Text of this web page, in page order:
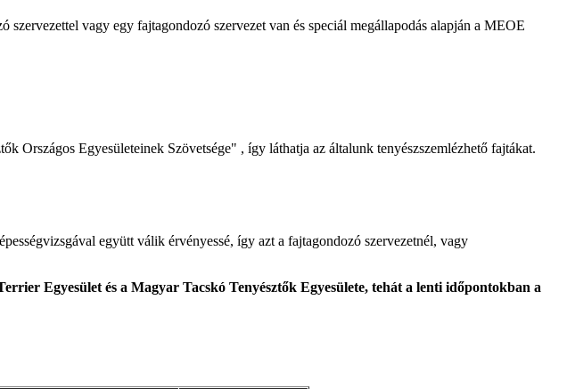
vagy egy fajtagondozó szervezet van és speciál megállapodás alapján a MEOE
Országos Egyesületeinek Szövetsége" , így láthatja az általunk tenyészszemlézhető fajtákat.
együtt válik érvényessé, így azt a fajtagondozó szervezetnél, vagy
Egyesület és a Magyar Tacskó Tenyésztők Egyesülete, tehát a lenti időpontokban a